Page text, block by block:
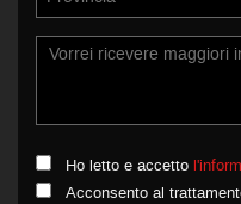
Ho letto e accetto
Acconsento al